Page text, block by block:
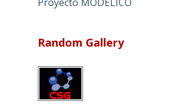
Random Gallery